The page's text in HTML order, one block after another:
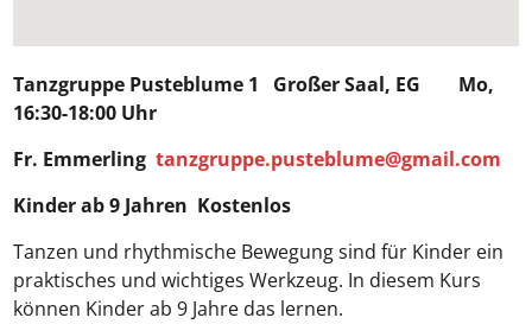
Tanzgruppe Pusteblume 1 Großer Saal, EG Mo,
16:30-18:00 Uhr
Fr. Emmerlingtanzgruppe.pusteblume@gmail.com
Kinder ab 9 Jahren Kostenlos
Tanzen und rhythmische Bewegung sind für Kinder ein
praktisches und wichtiges Werkzeug. In diesem Kurs
können Kinder ab 9 Jahre das lernen.